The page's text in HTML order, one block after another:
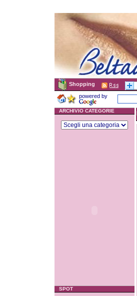
Shopping
powered by
ARCHIVIO CATEGORIE
SPOT